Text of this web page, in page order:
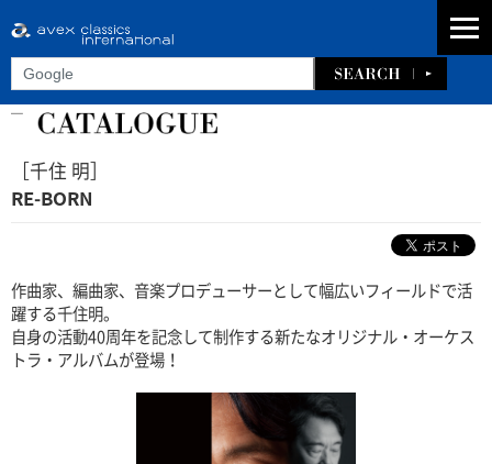
［千住 明］
RE-BORN
作曲家、編曲家、音楽プロデューサーとして幅広いフィールドで活
躍する千住明。
自身の活動40周年を記念して制作する新たなオリジナル・オーケス
トラ・アルバムが登場！